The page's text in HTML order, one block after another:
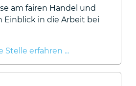
am fairen Handel und
Einblick in die Arbeit bei
Stelle erfahren ...